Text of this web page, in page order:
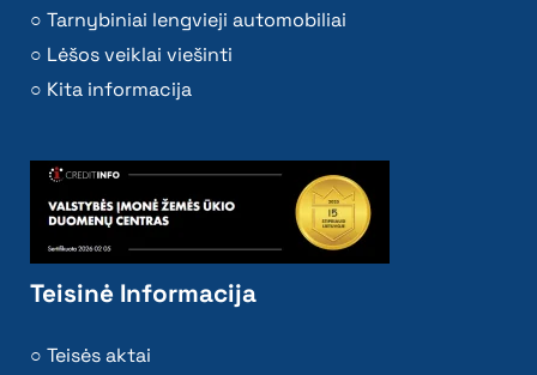
Tarnybiniai lengvieji automobiliai
Lėšos veiklai viešinti
Kita informacija
Teisinė Informacija
Teisės aktai